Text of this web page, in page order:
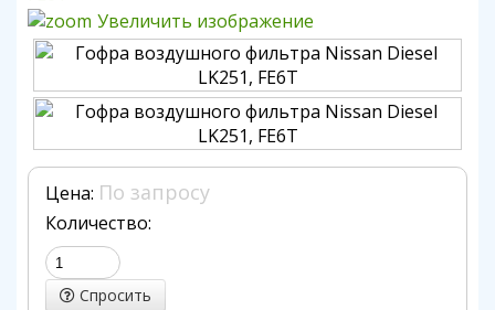
Увеличить изображение
Цена: По запросу
Количество:
Спросить